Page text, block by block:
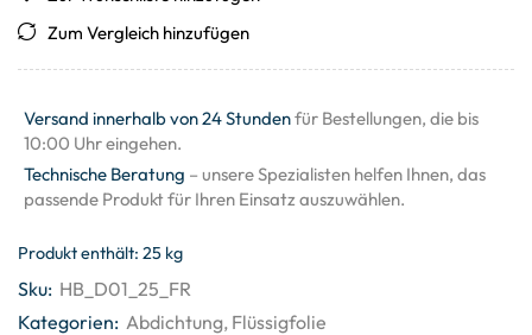
Zum Vergleich hinzufügen
Versand innerhalb von 24 Stundenfür Bestellungen, die bis
10:00 Uhr eingehen.
Technische Beratung – unsere Spezialisten helfen Ihnen, das
passende Produkt für Ihren Einsatz auszuwählen.
Produkt enthält: 25 kg
Sku: HB_D01_25_FR
Kategorien: Abdichtung, Flüssigfolie